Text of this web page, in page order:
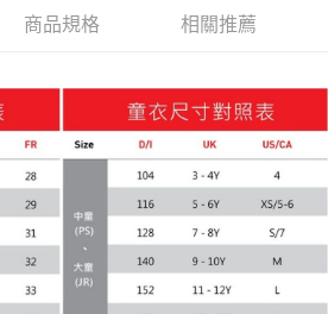
含以上)免運費
含以上)免運費
送)
商品規格 相關推薦